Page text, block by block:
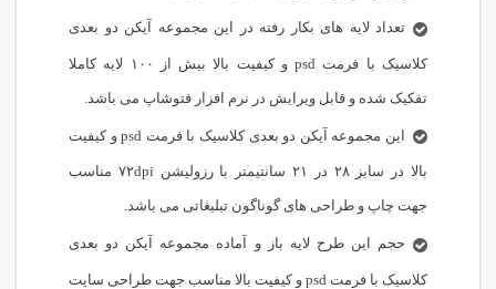
تعداد لایه های بکار رفته در این مجموعه آیکن دو بعدی
کلاسیک با فرمت psd و کیفیت بالا بیش از ۱۰۰ لایه کاملا
تفکیک شده و قابل ویرایش در نرم افزار فتوشاپ می باشد.
این مجموعه آیکن دو بعدی کلاسیک با فرمت psd و کیفیت
بالا در سایز ۲۸ در ۲۱ سانتیمتر با رزولیشن ۷۲dpi مناسب
جهت چاپ و طراحی های گوناگون تبلیغاتی می باشد.
حجم این طرح لایه باز و آماده مجموعه آیکن دو بعدی
کلاسیک با فرمت psd و کیفیت بالا مناسب جهت طراحی سایت